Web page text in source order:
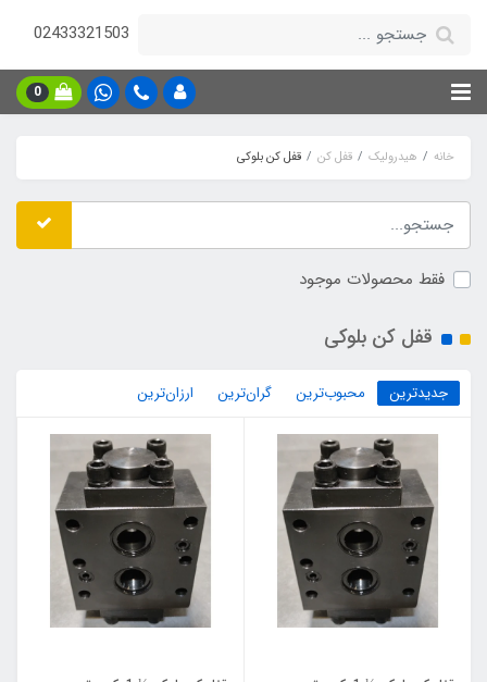
02433321503
0
خانه هیدرولیک قفل کن قفل کن بلوکی
فقط محصولات موجود
قفل کن بلوکی
جدیدترین محبوب‌ترین گران‌ترین ارزان‌ترین